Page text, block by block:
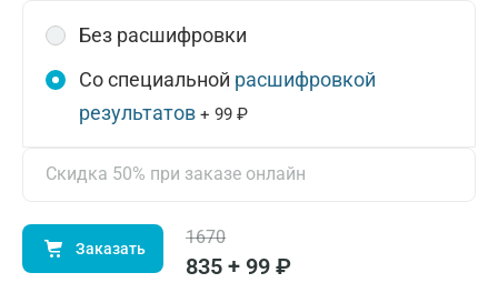
Без расшифровки
Со специальной расшифровкой
результатов + 99 ₽
Скидка 50% при заказе онлайн
Заказать
1670
835 + 99 ₽